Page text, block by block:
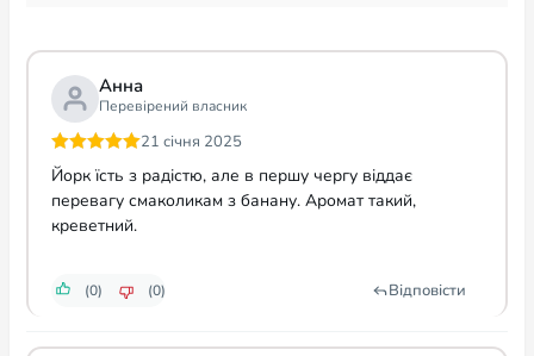
Анна
Перевірений власник
Оцінено в
21 січня 2025
Йорк їсть з радістю, але в першу чергу віддає
перевагу смаколикам з банану. Аромат такий,
креветний.
(0) (0) Відповісти